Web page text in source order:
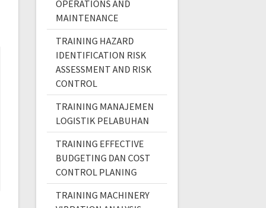
OPERATIONS AND
MAINTENANCE
TRAINING HAZARD
IDENTIFICATION RISK
ASSESSMENT AND RISK
CONTROL
TRAINING MANAJEMEN
LOGISTIK PELABUHAN
TRAINING EFFECTIVE
BUDGETING DAN COST
CONTROL PLANING
TRAINING MACHINERY